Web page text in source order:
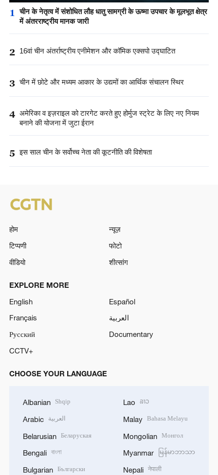
1
चीन के नेतृत्व में संशोधित लौह धातु सामग्री के ऊष्मा उपचार के मूलभूत क्षेत्र
में अंतरराष्ट्रीय मानक जारी
2 16वां चीन अंतर्राष्ट्रीय एनीमेशन और कॉमिक एक्सपो उद्घाटित
3 चीन में छोटे और मध्यम आकार के उद्यमों का आर्थिक संचालन स्थिर
4 अमेरिका व इज़राइल को टारगेट करते हुए होर्मुज स्ट्रेट के लिए नए नियम
बनाने की योजना में जुटा ईरान
5 इस साल चीन के सर्वोच्च नेता की कूटनीति की विशेषता
होम
न्यूज़
टिप्पणी
फोटो
वीडियो
शीत्सांग
EXPLORE MORE
English
Español
Français
العربية
Русский
Documentary
CCTV+
CHOOSE YOUR LANGUAGE
Albanian Shqip
Arabic العربية
Belarusian Беларуская
Bengali বাংলা
Bulgarian Български
Lao ລາວ
Malay Bahasa Melayu
Mongolian Монгол
Myanmar မြန်မာဘာသာ
Nepali नेपाली